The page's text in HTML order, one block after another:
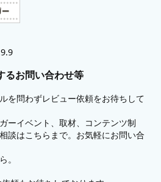
るお問い合わせ等
を問わずレビュー依頼をお待ちして
ーイベント、取材、コンテンツ制
談はこちらまで。お気軽にお問い合
。